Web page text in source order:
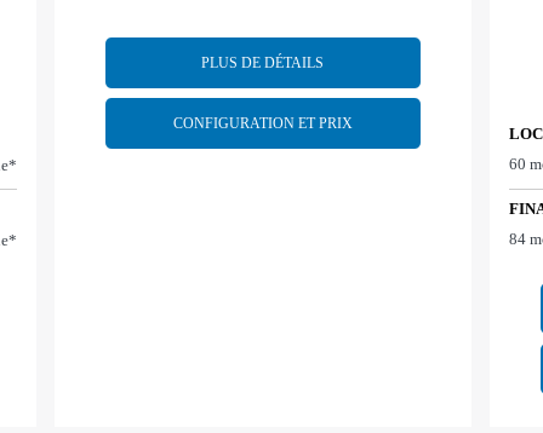
PLUS DE DÉTAILS
CONFIGURATION ET PRIX
60
84